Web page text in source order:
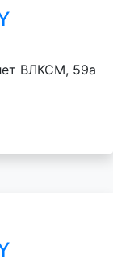
ВЛКСМ, 59а